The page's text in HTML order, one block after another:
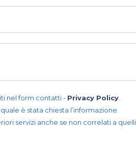
nel form contatti - Privacy Policy.
è stata chiesta l’informazione.
servizi anche se non correlati a